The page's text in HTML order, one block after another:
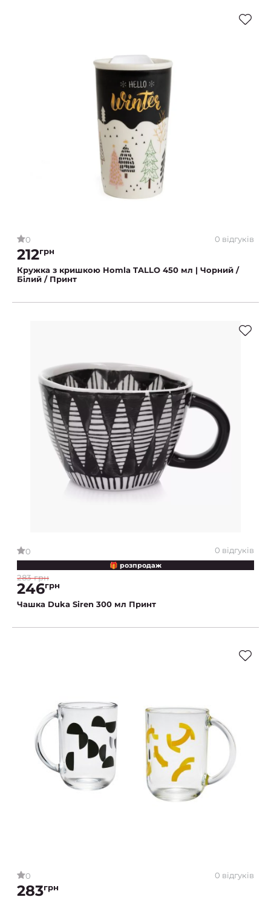
0 0 відгуків
212грн
Кружка з кришкою Homla TALLO 450 мл | Чорний /
Білий / Принт
0 0 відгуків
🎁 розпродаж
283 грн
246грн
Чашка Duka Siren 300 мл Принт
0 0 відгуків
283грн